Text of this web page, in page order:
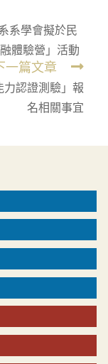
系學會擬於民
體驗營」活動
一篇文章
力認證測驗」報
名相關事宜